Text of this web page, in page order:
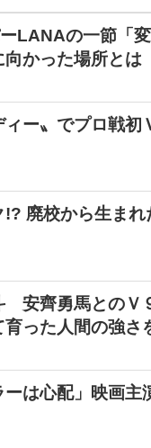
LANAの一節「
かった場所とは
ィー〟でプロ戦初
廃校から生まれ
安齊勇馬とのＶ
った人間の強さ
は心配」映画